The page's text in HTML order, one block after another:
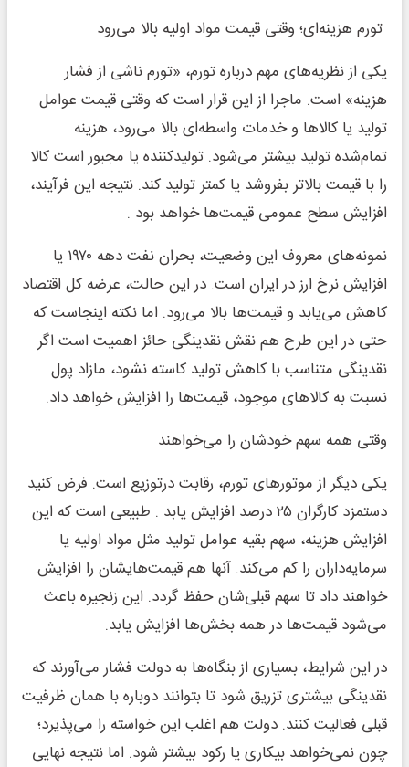
تورم هزینه‌ای؛ وقتی قیمت مواد اولیه بالا می‌رود
یکی از نظریه‌های مهم درباره تورم، «تورم ناشی از فشار
هزینه» است. ماجرا از این قرار است که وقتی قیمت عوامل
تولید یا کالاها و خدمات واسطه‌ای بالا می‌رود، هزینه
تمام‌شده تولید بیشتر می‌شود. تولیدکننده یا مجبور است کالا
را با قیمت بالاتر بفروشد یا کمتر تولید کند. نتیجه این فرآیند،
افزایش سطح عمومی قیمت‌ها خواهد بود .
نمونه‌های معروف این وضعیت، بحران نفت دهه ۱۹۷۰ یا
افزایش نرخ ارز در ایران است. در این حالت، عرضه کل اقتصاد
کاهش می‌یابد و قیمت‌ها بالا می‌رود. اما نکته اینجاست که
حتی در این طرح هم نقش نقدینگی حائز اهمیت است اگر
نقدینگی متناسب با کاهش تولید کاسته نشود، مازاد پول
نسبت به کالاهای موجود، قیمت‌ها را افزایش خواهد داد.
وقتی همه سهم خودشان را می‌خواهند
یکی دیگر از موتورهای تورم، رقابت در‌توزیع است. فرض کنید
دستمزد کارگران ۲۵ درصد افزایش یابد . طبیعی است که این
افزایش هزینه، سهم بقیه عوامل تولید مثل مواد اولیه یا
سرمایه‌داران را کم می‌کند. آنها هم قیمت‌هایشان را افزایش
خواهند داد تا سهم قبلی‌شان حفظ گردد. این زنجیره باعث
می‌شود قیمت‌ها در همه بخش‌ها افزایش یابد.
در این شرایط، بسیاری از بنگاه‌ها به دولت فشار می‌آورند که
نقدینگی بیشتری تزریق شود تا بتوانند دوباره با همان ظرفیت
قبلی فعالیت کنند. دولت هم اغلب این خواسته را می‌پذیرد؛
چون نمی‌خواهد بیکاری یا رکود بیشتر شود. اما نتیجه نهایی